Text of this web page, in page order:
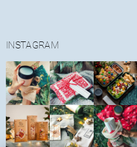
INSTAGRAM